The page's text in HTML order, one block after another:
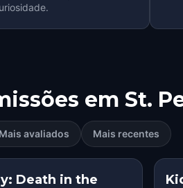
em St.
Mais avaliados Mais recentes
Death in the